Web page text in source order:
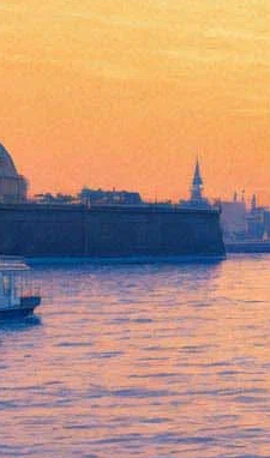
15:35 Версия
Как сообщила пресс-служба
году жизни скончался артист
Валерий Евгеньевич Матвеев.
Валерий Евгеньевич Матвеев
государственный институт
им. Н.К. Черкасова (ныне —
государственная академия
Корогодского). С 1977 года
драматического театра им.
За время работы в БДТ сыграл
спектаклях самой разной
них роль Листницкого в